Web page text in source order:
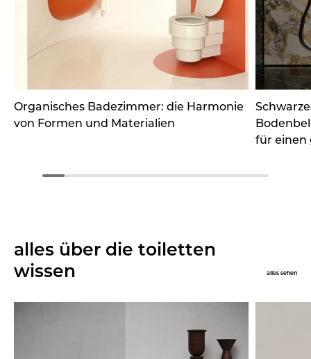
Organisches Badezimmer: die Harmonie
von Formen und Materialien
für einen
alles über die toiletten
wissen
alles sehen